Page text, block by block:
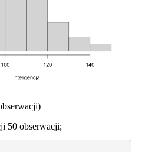
50 obserwacji;